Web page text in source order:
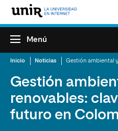
Menú
Inicio Noticias
Gestión
renovables:
futuro en